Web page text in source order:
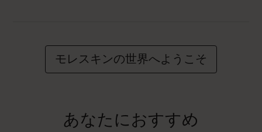
モレスキンの世界へようこそ
あなたにおすすめ